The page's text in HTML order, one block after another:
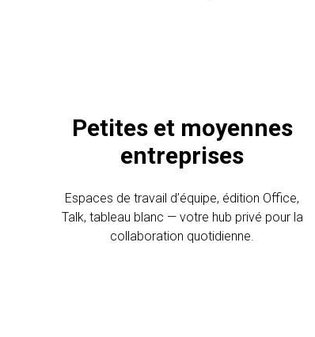
Petites et moyennes
entreprises
Espaces de travail d’équipe, édition Office,
Talk, tableau blanc — votre hub privé pour la
collaboration quotidienne.